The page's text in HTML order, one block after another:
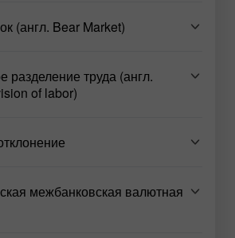
(англ. Bear Market)
разделение труда (англ.
of labor)
межбанковская валютная